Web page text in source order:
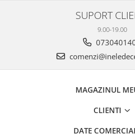
SUPORT
9.00-19.00
MAGAZINUL
CLIENTI
DATE